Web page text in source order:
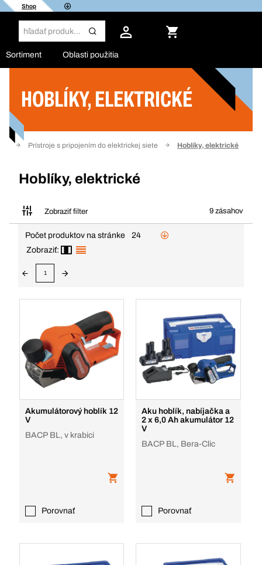
Shop
Sortiment Oblasti použitia
HOBLÍKY, ELEKTRICKÉ
Prístroje s pripojením do elektrickej siete Hoblíky, elektrické
Hoblíky, elektrické
Zobraziť filter 9 zásahov
Filter
Počet produktov na stránke
24
Zobraziť:
1
Akumulátorový hoblík 12
V
BACP BL, v krabici
Porovnať
Aku hoblík, nabíjačka a
2 x 6,0 Ah akumulátor 12
V
BACP BL, Bera-Clic
Porovnať